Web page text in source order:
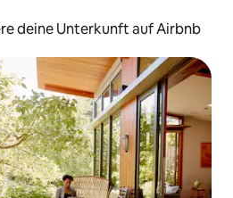
deine Unterkunft auf Airbnb